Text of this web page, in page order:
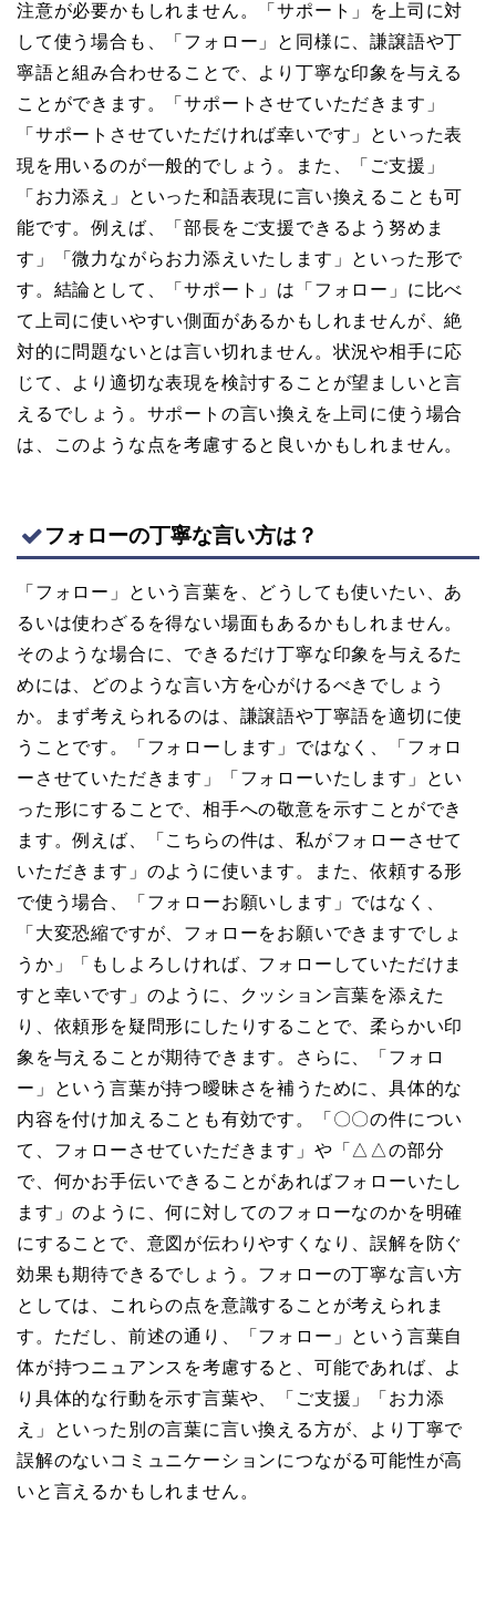
注意が必要かもしれません。「サポート」を上司に対
して使う場合も、「フォロー」と同様に、謙譲語や丁
寧語と組み合わせることで、より丁寧な印象を与える
ことができます。「サポートさせていただきます」
「サポートさせていただければ幸いです」といった表
現を用いるのが一般的でしょう。また、「ご支援」
「お力添え」といった和語表現に言い換えることも可
能です。例えば、「部長をご支援できるよう努めま
す」「微力ながらお力添えいたします」といった形で
す。結論として、「サポート」は「フォロー」に比べ
て上司に使いやすい側面があるかもしれませんが、絶
対的に問題ないとは言い切れません。状況や相手に応
じて、より適切な表現を検討することが望ましいと言
えるでしょう。サポートの言い換えを上司に使う場合
は、このような点を考慮すると良いかもしれません。
フォローの丁寧な言い方は？
「フォロー」という言葉を、どうしても使いたい、あ
るいは使わざるを得ない場面もあるかもしれません。
そのような場合に、できるだけ丁寧な印象を与えるた
めには、どのような言い方を心がけるべきでしょう
か。まず考えられるのは、謙譲語や丁寧語を適切に使
うことです。「フォローします」ではなく、「フォロ
ーさせていただきます」「フォローいたします」とい
った形にすることで、相手への敬意を示すことができ
ます。例えば、「こちらの件は、私がフォローさせて
いただきます」のように使います。また、依頼する形
で使う場合、「フォローお願いします」ではなく、
「大変恐縮ですが、フォローをお願いできますでしょ
うか」「もしよろしければ、フォローしていただけま
すと幸いです」のように、クッション言葉を添えた
り、依頼形を疑問形にしたりすることで、柔らかい印
象を与えることが期待できます。さらに、「フォロ
ー」という言葉が持つ曖昧さを補うために、具体的な
内容を付け加えることも有効です。「〇〇の件につい
て、フォローさせていただきます」や「△△の部分
で、何かお手伝いできることがあればフォローいたし
ます」のように、何に対してのフォローなのかを明確
にすることで、意図が伝わりやすくなり、誤解を防ぐ
効果も期待できるでしょう。フォローの丁寧な言い方
としては、これらの点を意識することが考えられま
す。ただし、前述の通り、「フォロー」という言葉自
体が持つニュアンスを考慮すると、可能であれば、よ
り具体的な行動を示す言葉や、「ご支援」「お力添
え」といった別の言葉に言い換える方が、より丁寧で
誤解のないコミュニケーションにつながる可能性が高
いと言えるかもしれません。